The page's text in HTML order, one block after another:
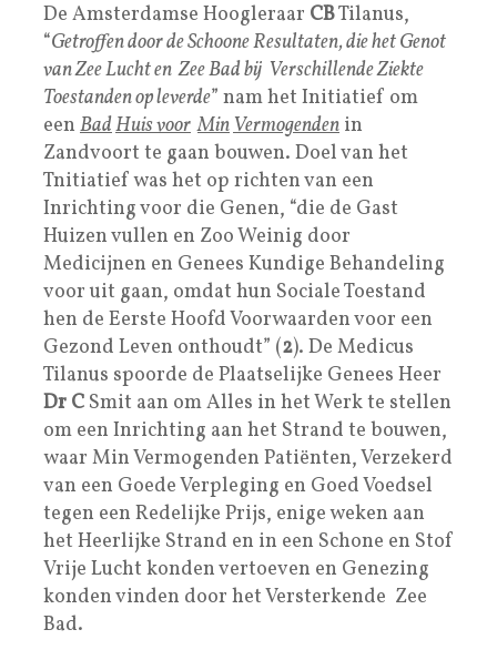
De Amsterdamse Hoogleraar CBTilanus,
“Getroffen door de Schoone Resultaten, die het Genot
van Zee Lucht en Zee Bad bij Verschillende Ziekte
Toestanden op leverde” nam het Initiatief om
een BadHuis voor MinVermogenden in
Zandvoort te gaan bouwen. Doel van het
Tnitiatief was het op richten van een
Inrichting voor die Genen, “die de Gast
Huizen vullen en Zoo Weinig door
Medicijnen en Genees Kundige Behandeling
voor uit gaan, omdat hun Sociale Toestand
hen de Eerste Hoofd Voorwaarden voor een
Gezond Leven onthoudt” (2). De Medicus
Tilanus spoorde de Plaatselijke Genees Heer
Dr C Smit aan om Alles in het Werk te stellen
om een Inrichting aan het Strand te bouwen,
waar Min Vermogenden Patiënten, Verzekerd
van een Goede Verpleging en Goed Voedsel
tegen een Redelijke Prijs, enige weken aan
het Heerlijke Strand en in een Schone en Stof
Vrije Lucht konden vertoeven en Genezing
konden vinden door het Versterkende Zee
Bad.